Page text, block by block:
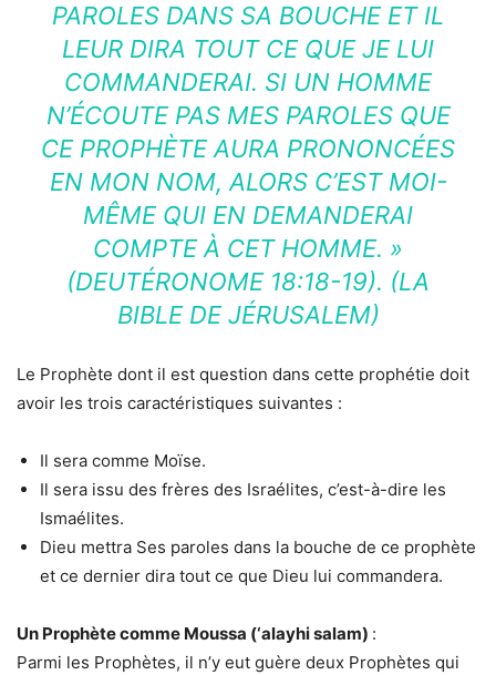
PAROLES DANS SA BOUCHE ET IL
LEUR DIRA TOUT CE QUE JE LUI
COMMANDERAI. SI UN HOMME
N’ÉCOUTE PAS MES PAROLES QUE
CE PROPHÈTE AURA PRONONCÉES
EN MON NOM, ALORS C’EST MOI-
MÊME QUI EN DEMANDERAI
COMPTE À CET HOMME. »
(DEUTÉRONOME 18:18-19). (LA
BIBLE DE JÉRUSALEM)
Le Prophète dont il est question dans cette prophétie doit
avoir les trois caractéristiques suivantes :
Il sera comme Moïse.
Il sera issu des frères des Israélites, c’est-à-dire les
Ismaélites.
Dieu mettra Ses paroles dans la bouche de ce prophète
et ce dernier dira tout ce que Dieu lui commandera.
Un Prophète comme Moussa (‘alayhi salam) :
Parmi les Prophètes, il n’y eut guère deux Prophètes qui